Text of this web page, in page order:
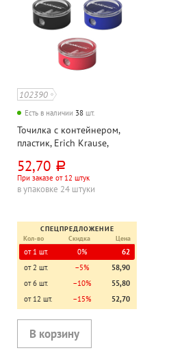
102390
Есть в наличии 38 шт.
Точилка с контейнером,
пластик, Erich Krause,
(Univers. Classic)", ассорти,
19мм*41мм, одно
отверстие
52,70 руб.
При заказе от 12 штук
в упаковке 24 штуки
СПЕЦПРЕДЛОЖЕНИЕ
Кол-во
Скидка Цена
от 1 шт. 0%
62
от 2 шт.
−5%
58,90
от 6 шт.
−10%
55,80
от 12 шт.
−15% 52,70